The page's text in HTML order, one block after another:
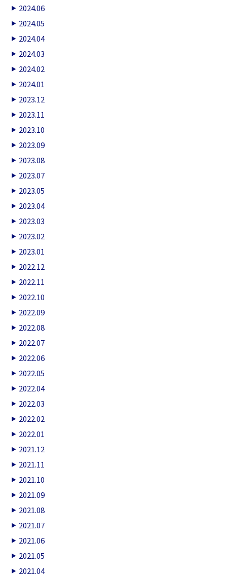
2024.06
2024.05
2024.04
2024.03
2024.02
2024.01
2023.12
2023.11
2023.10
2023.09
2023.08
2023.07
2023.05
2023.04
2023.03
2023.02
2023.01
2022.12
2022.11
2022.10
2022.09
2022.08
2022.07
2022.06
2022.05
2022.04
2022.03
2022.02
2022.01
2021.12
2021.11
2021.10
2021.09
2021.08
2021.07
2021.06
2021.05
2021.04